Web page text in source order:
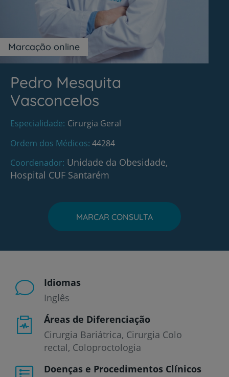
Marcação online
Pedro Mesquita
Vasconcelos
Especialidade Cirurgia Geral
Ordem dos Médicos 44284
Coordenador Unidade da Obesidade,
Hospital CUF Santarém
MARCAR CONSULTA
Idiomas
Inglês
Áreas de Diferenciação
Cirurgia Bariátrica, Cirurgia Colo
rectal, Coloproctologia
Doenças e Procedimentos Clínicos